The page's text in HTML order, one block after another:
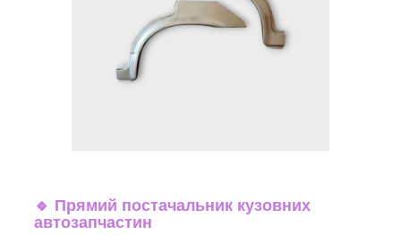
🔹 Прямий постачальник кузовних
автозапчастин